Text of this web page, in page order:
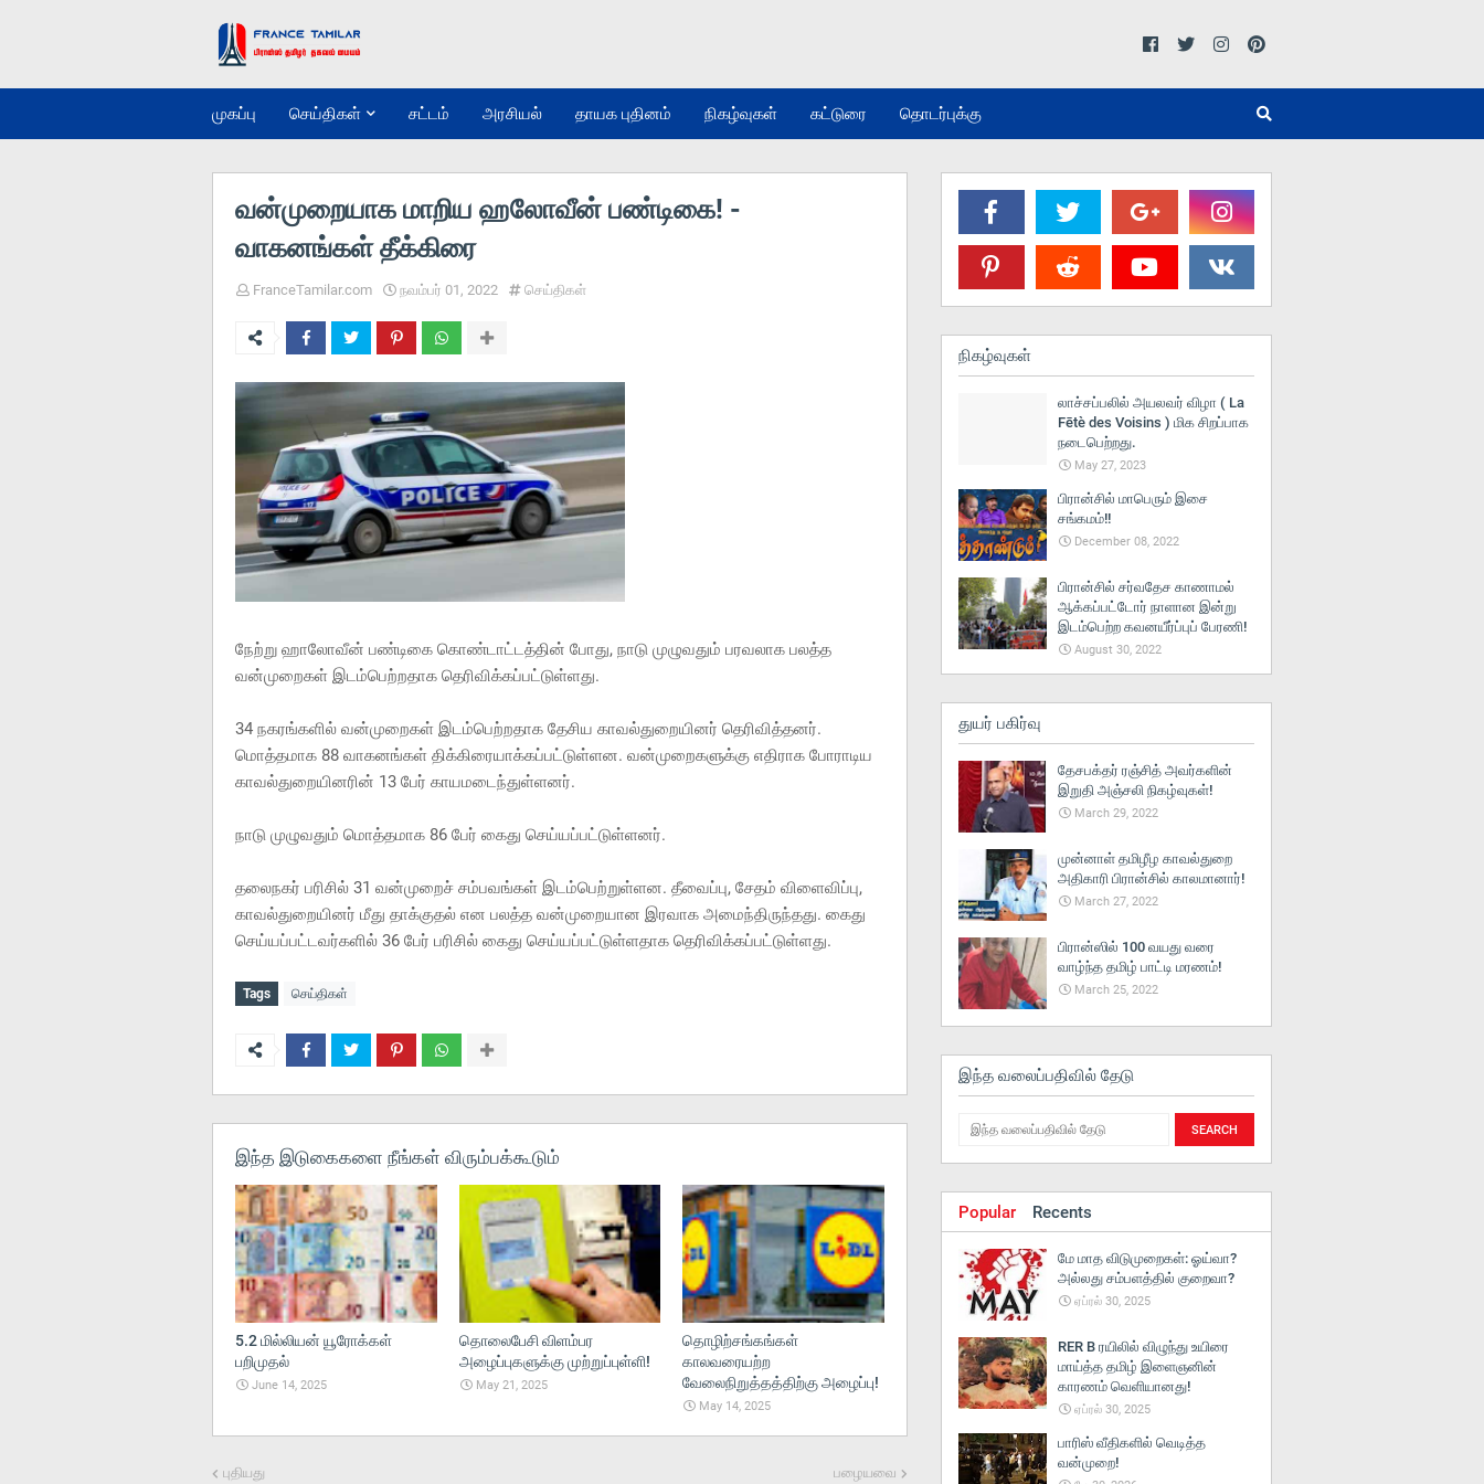
முகப்பு செய்திகள் சட்டம் அரசியல் தாயக புதினம் நிகழ்வுகள் கட்டுரை தொடர்புக்கு
வன்முறையாக மாறிய ஹலோவீன் பண்டிகை! -
வாகனங்கள் தீக்கிரை
FranceTamilar.com நவம்பர் 01, 2022 செய்திகள்
நேற்று ஹாலோவீன் பண்டிகை கொண்டாட்டத்தின் போது, நாடு முழுவதும் பரவலாக பலத்த
வன்முறைகள் இடம்பெற்றதாக தெரிவிக்கப்பட்டுள்ளது.
34 நகரங்களில் வன்முறைகள் இடம்பெற்றதாக தேசிய காவல்துறையினர் தெரிவித்தனர்.
மொத்தமாக 88 வாகனங்கள் திக்கிரையாக்கப்பட்டுள்ளன. வன்முறைகளுக்கு எதிராக போராடிய
காவல்துறையினரின் 13 பேர் காயமடைந்துள்ளனர்.
நாடு முழுவதும் மொத்தமாக 86 பேர் கைது செய்யப்பட்டுள்ளனர்.
தலைநகர் பரிசில் 31 வன்முறைச் சம்பவங்கள் இடம்பெற்றுள்ளன. தீவைப்பு, சேதம் விளைவிப்பு,
காவல்துறையினர் மீது தாக்குதல் என பலத்த வன்முறையான இரவாக அமைந்திருந்தது. கைது
செய்யப்பட்டவர்களில் 36 பேர் பரிசில் கைது செய்யப்பட்டுள்ளதாக தெரிவிக்கப்பட்டுள்ளது.
Tags செய்திகள்
இந்த இடுகைகளை நீங்கள் விரும்பக்கூடும்
5.2 மில்லியன் யூரோக்கள்
பறிமுதல்
June 14, 2025
தொலைபேசி விளம்பர
அழைப்புகளுக்கு முற்றுப்புள்ளி!
May 21, 2025
தொழிற்சங்கங்கள்
காலவரையற்ற
வேலைநிறுத்தத்திற்கு அழைப்பு!
May 14, 2025
புதியது பழையவை
நிகழ்வுகள்
லாச்சப்பலில் அயலவர் விழா ( La
Fētè des Voisins ) மிக சிறப்பாக
நடைபெற்றது.
May 27, 2023
பிரான்சில் மாபெரும் இசை
சங்கமம்!!
December 08, 2022
பிரான்சில் சர்வதேச காணாமல்
ஆக்கப்பட்டோர் நாளான இன்று
இடம்பெற்ற கவனயீர்ப்புப் பேரணி!
August 30, 2022
துயர் பகிர்வு
தேசபக்தர் ரஞ்சித் அவர்களின்
இறுதி அஞ்சலி நிகழ்வுகள்!
March 29, 2022
முன்னாள் தமிழீழ காவல்துறை
அதிகாரி பிரான்சில் காலமானார்!
March 27, 2022
பிரான்ஸில் 100 வயது வரை
வாழ்ந்த தமிழ் பாட்டி மரணம்!
March 25, 2022
இந்த வலைப்பதிவில் தேடு
Popular Recents
மே மாத விடுமுறைகள்: ஓய்வா?
அல்லது சம்பளத்தில் குறைவா?
ஏப்ரல் 30, 2025
RER B ரயிலில் விழுந்து உயிரை
மாய்த்த தமிழ் இளைஞனின்
காரணம் வெளியானது!
ஏப்ரல் 30, 2025
பாரிஸ் வீதிகளில் வெடித்த
வன்முறை!